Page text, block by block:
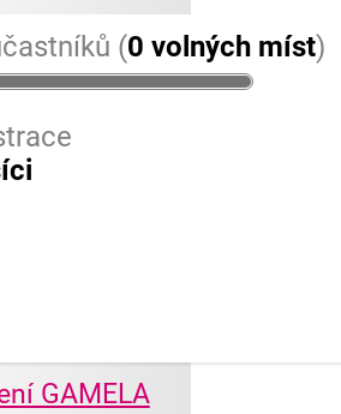
(0 volných míst)
GAMELA